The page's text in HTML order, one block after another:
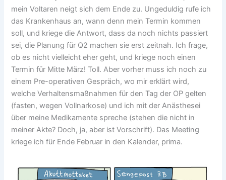
mein Voltaren neigt sich dem Ende zu. Ungeduldig rufe ich
das Krankenhaus an, wann denn mein Termin kommen
soll, und kriege die Antwort, dass da noch nichts passiert
sei, die Planung für Q2 machen sie erst zeitnah. Ich frage,
ob es nicht vielleicht eher geht, und kriege noch einen
Termin für Mitte März! Toll. Aber vorher muss ich noch zu
einem Pre-operativen Gespräch, wo mir erklärt wird,
welche Verhaltensmaßnahmen für den Tag der OP gelten
(fasten, wegen Vollnarkose) und ich mit der Anästhesei
über meine Medikamente spreche (stehen die nicht in
meiner Akte? Doch, ja, aber ist Vorschrift). Das Meeting
kriege ich für Ende Februar in den Kalender, prima.